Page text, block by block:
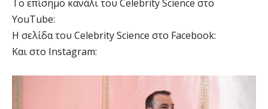
Tο επίσημο κανάλι του Celebrity Science στο
YouTube:
H σελίδα του Celebrity Science στο Facebook:
Και στο Instagram: